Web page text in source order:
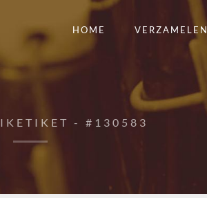
HOME VERZAMELEN
- #130583